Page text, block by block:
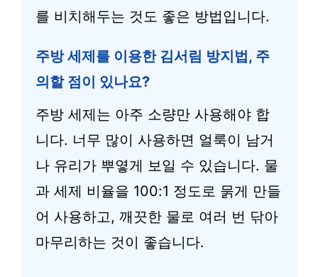
를 비치해두는 것도 좋은 방법입니다.
주방 세제를 이용한 김서림 방지법, 주
의할 점이 있나요?
주방 세제는 아주 소량만 사용해야 합
니다. 너무 많이 사용하면 얼룩이 남거
나 유리가 뿌옇게 보일 수 있습니다. 물
과 세제 비율을 100:1 정도로 묽게 만들
어 사용하고, 깨끗한 물로 여러 번 닦아
마무리하는 것이 좋습니다.